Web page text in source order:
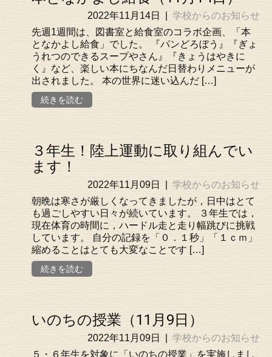
2022年11月14日
学校からのお知らせ
先週1週間は、図書室と給食室のコラボ企画、「本
となかよし給食」でした。 『パンどろぼう』『ぎょ
うれつのできるスープやさん』『きょうはやきに
く』など、楽しい本にちなんだ日替わりメニューが
出されました。 本の世界に迷い込んだ […]
続きを読む
３年生！陸上運動に取り組んでい
ます！
2022年11月09日
学校からのお知らせ
朝晩は寒さが厳しくなってきましたが，日中はとて
も過ごしやすい日々が続いています。 ３年生では，
現在体育の時間に，ハードル走と走り幅跳びに挑戦
しています。 自分の記録を「０．１秒」「１ｃｍ」
縮めることはとても大変なことです […]
続きを読む
いのちの授業（11月9日）
2022年11月09日
学校からのお知らせ
５・６年生を対象に「いのちの授業」を実施しまし